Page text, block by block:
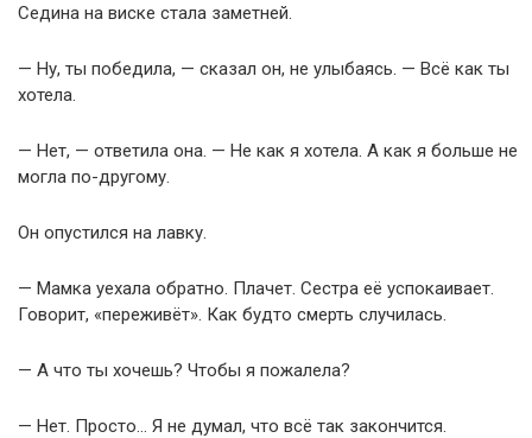
Седина на виске стала заметней.
— Ну, ты победила, — сказал он, не улыбаясь. — Всё как ты
хотела.
— Нет, — ответила она. — Не как я хотела. А как я больше не
могла по-другому.
Он опустился на лавку.
— Мамка уехала обратно. Плачет. Сестра её успокаивает.
Говорит, «переживёт». Как будто смерть случилась.
— А что ты хочешь? Чтобы я пожалела?
— Нет. Просто… Я не думал, что всё так закончится.